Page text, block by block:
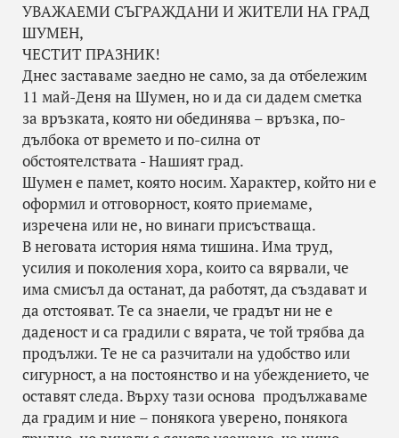
УВАЖАЕМИ СЪГРАЖДАНИ И ЖИТЕЛИ НА ГРАД
ШУМЕН,
ЧЕСТИТ ПРАЗНИК!
Днес заставаме заедно не само, за да отбележим
11 май-Деня на Шумен, но и да си дадем сметка
за връзката, която ни обединява – връзка, по-
дълбока от времето и по-силна от
обстоятелствата - Нашият град.
Шумен е памет, която носим. Характер, който ни е
оформил и отговорност, която приемаме,
изречена или не, но винаги присъстваща.
В неговата история няма тишина. Има труд,
усилия и поколения хора, които са вярвали, че
има смисъл да останат, да работят, да създават и
да отстояват. Те са знаели, че градът ни не е
даденост и са градили с вярата, че той трябва да
продължи. Те не са разчитали на удобство или
сигурност, а на постоянство и на убеждението, че
оставят следа. Върху тази основа продължаваме
да градим и ние – понякога уверено, понякога